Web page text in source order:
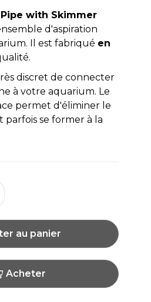
with Skimmer
d'aspiration
Il est fabriqué en
discret de connecter
à votre aquarium. Le
permet d'éliminer le
se former à la
au panier
Acheter